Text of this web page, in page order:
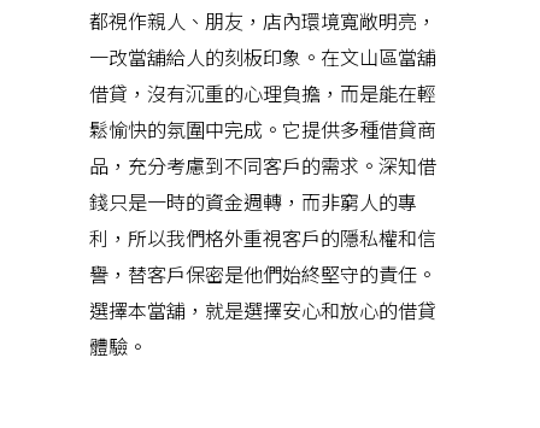
都視作親人、朋友，店內環境寬敞明亮，
一改當舖給人的刻板印象。在文山區當舖
借貸，沒有沉重的心理負擔，而是能在輕
鬆愉快的氛圍中完成。它提供多種借貸商
品，充分考慮到不同客戶的需求。深知借
錢只是一時的資金週轉，而非窮人的專
利，所以我們格外重視客戶的隱私權和信
譽，替客戶保密是他們始終堅守的責任。
選擇本當舖，就是選擇安心和放心的借貸
體驗。